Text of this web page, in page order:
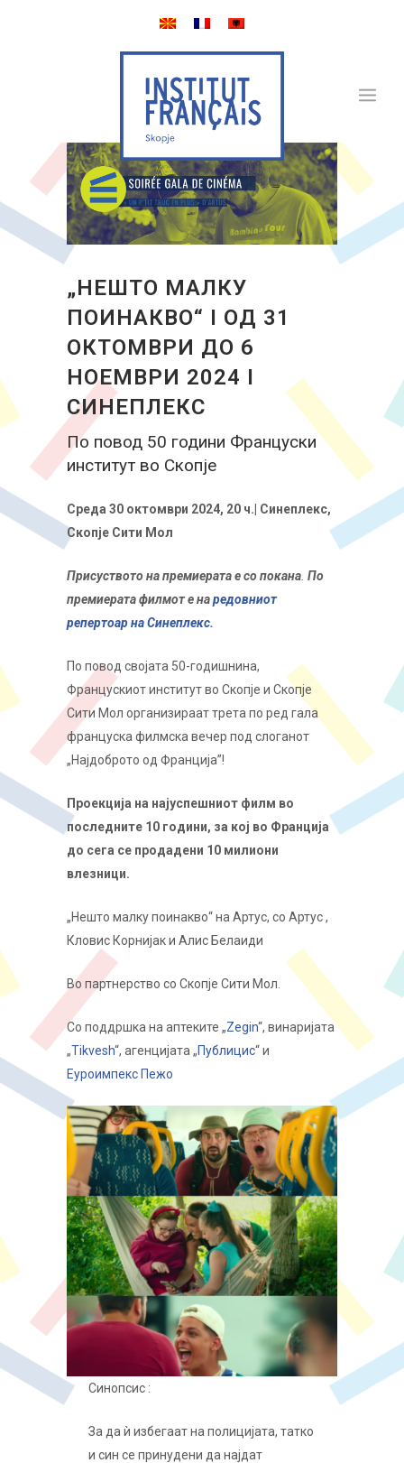
„НЕШТО МАЛКУ
ПОИНАКВО“ I ОД 31
ОКТОМВРИ ДО 6
НОЕМВРИ 2024 I
СИНЕПЛЕКС
По повод 50 години Француски
институт во Скопје
Среда 30 октомври 2024, 20 ч.| Синеплекс,
Скопје Сити Мол
Присуството на премиерата е со покана По
премиерата филмот е наредовниот
репертоар на Синеплекс.
По повод својата 50-годишнина,
Францускиот институт во Скопје и Скопје
Сити Мол организираат трета по ред гала
француска филмска вечер под слоганот
„Најдоброто од Франција”!
Проекција на најуспешниот филм во
последните 10 години, за кој во Франција
до сега се продадени 10 милиони
влезници.
„Нешто малку поинакво“ на Артус, со Артус ,
Кловис Корнијак и Алис Белаиди
Во партнерство со Скопје Сити Мол.
Со поддршка на аптеките „Zegin“, винаријата
„Tikvesh“, агенцијата „Публицис“ и
Еуроимпекс Пежо
Синопсис :
За да ѝ избегаат на полицијата, татко
и син се принудени да најдат